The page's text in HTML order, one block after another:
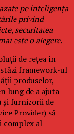
pe inteligența
privind
securitatea
este o alegere.
de rețea în
framework-ul
produselor,
lung de a ajuta
furnizorii de
Provider) să
complex al